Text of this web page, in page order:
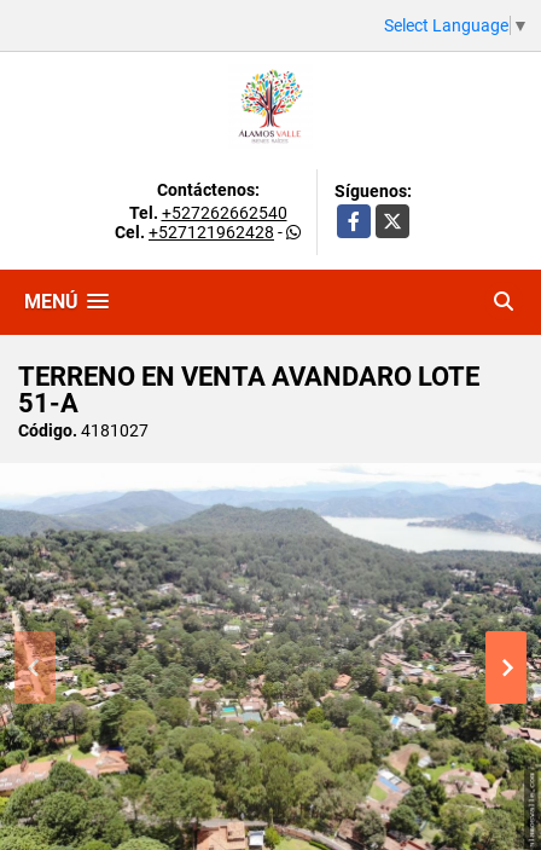
Select Language ▼
Contáctenos:
Tel. +527262662540
Cel. +527121962428 -
Síguenos:
Facebook
X
MENÚ
TERRENO EN VENTA AVANDARO LOTE
51-A
Código. 4181027